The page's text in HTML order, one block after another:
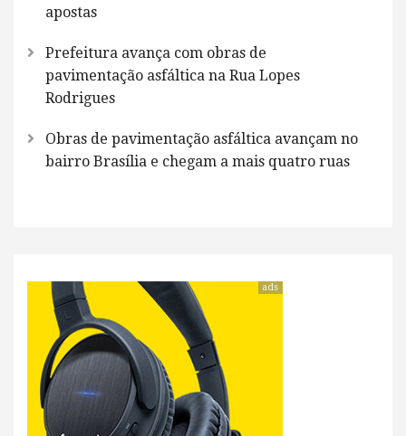
apostas
Prefeitura avança com obras de
pavimentação asfáltica na Rua Lopes
Rodrigues
Obras de pavimentação asfáltica avançam no
bairro Brasília e chegam a mais quatro ruas
ads